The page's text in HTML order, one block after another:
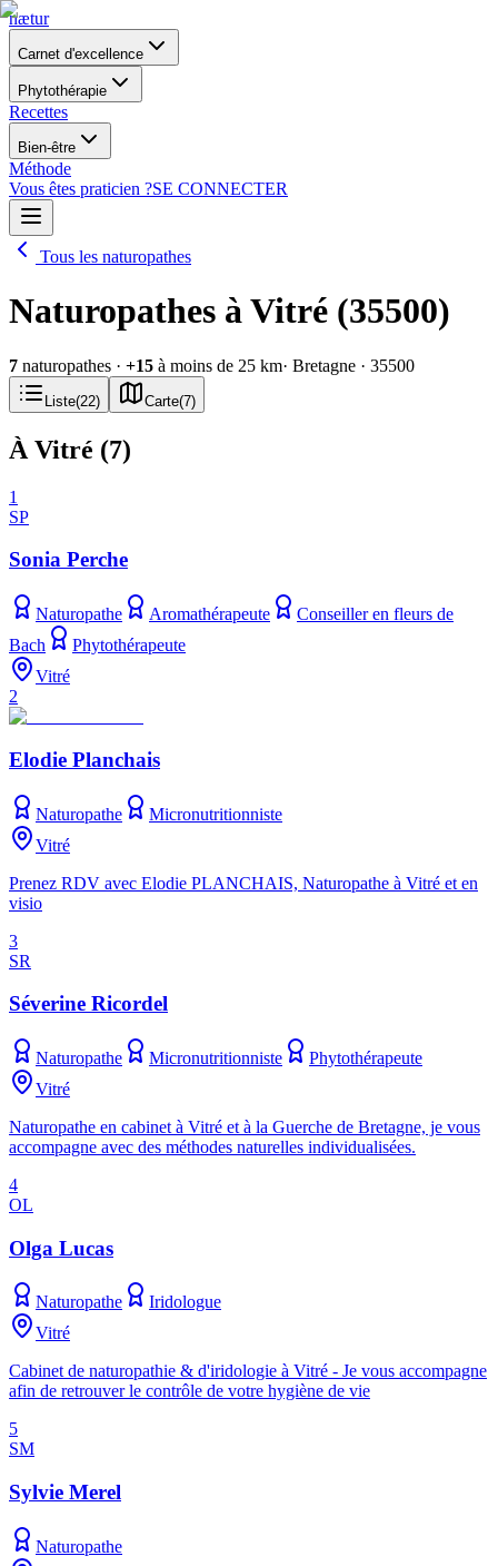
nætur
Carnet d'excellence
Phytothérapie
Recettes
Bien-être
Méthode
Vous êtes praticien ?SE CONNECTER
Tous les naturopathes
Naturopathes à Vitré (35500)
7 naturopathes · +15 à moins de 25 km· Bretagne · 35500
Liste(22) Carte(7)
À Vitré (7)
1
SP
Sonia Perche
Naturopathe Aromathérapeute
Conseiller en fleurs de
Bach
Phytothérapeute
Vitré
2
Elodie Planchais
Naturopathe
Micronutritionniste
Vitré
Prenez RDV avec Elodie PLANCHAIS, Naturopathe à Vitré et en
visio
3
SR
Séverine Ricordel
Naturopathe Micronutritionniste
Phytothérapeute
Vitré
Naturopathe en cabinet à Vitré et à la Guerche de Bretagne, je vous
accompagne avec des méthodes naturelles individualisées.
4
OL
Olga Lucas
Naturopathe
Iridologue
Vitré
Cabinet de naturopathie & d'iridologie à Vitré - Je vous accompagne
afin de retrouver le contrôle de votre hygiène de vie
5
SM
Sylvie Merel
Naturopathe